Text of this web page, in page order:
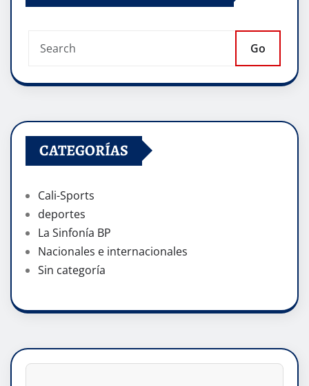
Go
CATEGORÍAS
Cali-Sports
deportes
La Sinfonía BP
Nacionales e internacionales
Sin categoría